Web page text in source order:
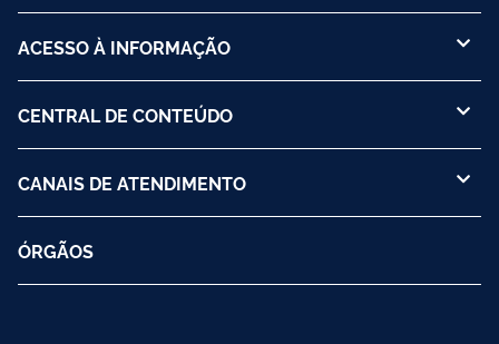
ACESSO À INFORMAÇÃO
CENTRAL DE CONTEÚDO
CANAIS DE ATENDIMENTO
ÓRGÃOS